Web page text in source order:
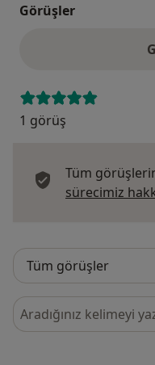
Görüşler
1 görüş
Tüm
sürecimiz
Görüşler içerisinde ara